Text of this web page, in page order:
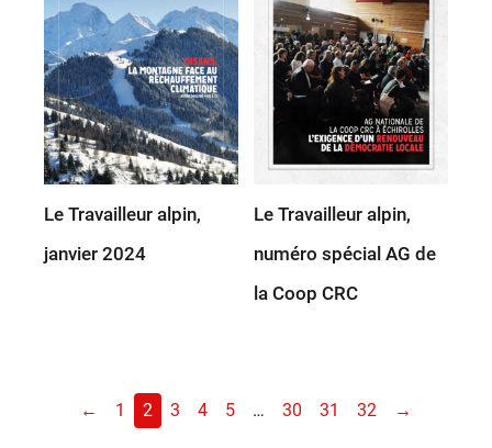
Le Travailleur alpin,
janvier 2024
Le Travailleur alpin,
numéro spécial AG de
la Coop CRC
← 1 2 3 4 5 … 30 31 32 →